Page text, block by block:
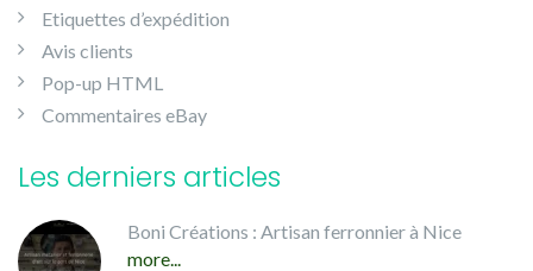
Etiquettes d’expédition
Avis clients
Pop-up HTML
Commentaires eBay
Les derniers articles
Boni Créations : Artisan ferronnier à Nice
more...